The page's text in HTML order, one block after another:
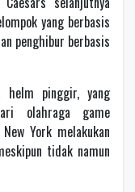
yang berbasis
penghibur berbasis
helm pinggir, yang
olahraga game
York melakukan
tidak namun